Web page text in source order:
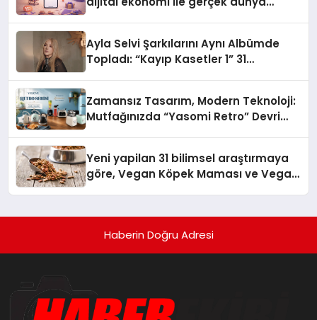
Ayla Selvi Şarkılarını Aynı Albümde
Topladı: “Kayıp Kasetler 1” 31
Zamansız Tasarım, Modern Teknoloji:
Mutfağınızda “Yasomi Retro” Devri
Yeni yapilan 31 bilimsel araştırmaya
göre, Vegan Köpek Maması ve Vegan
Haberin Doğru Adresi